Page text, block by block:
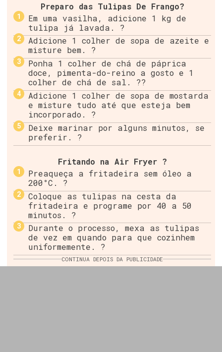
Preparo das Tulipas De Frango?
Em uma vasilha, adicione 1 kg de
tulipa já lavada. ?
Adicione 1 colher de sopa de azeite e
misture bem. ?
Ponha 1 colher de chá de páprica
doce, pimenta-do-reino a gosto e 1
colher de chá de sal. ?️?
Adicione 1 colher de sopa de mostarda
e misture tudo até que esteja bem
incorporado. ?
Deixe marinar por alguns minutos, se
preferir. ?
Fritando na Air Fryer ?
Preaqueça a fritadeira sem óleo a
200°C. ?
Coloque as tulipas na cesta da
fritadeira e programe por 40 a 50
minutos. ?
Durante o processo, mexa as tulipas
de vez em quando para que cozinhem
uniformemente. ?
CONTINUA DEPOIS DA PUBLICIDADE